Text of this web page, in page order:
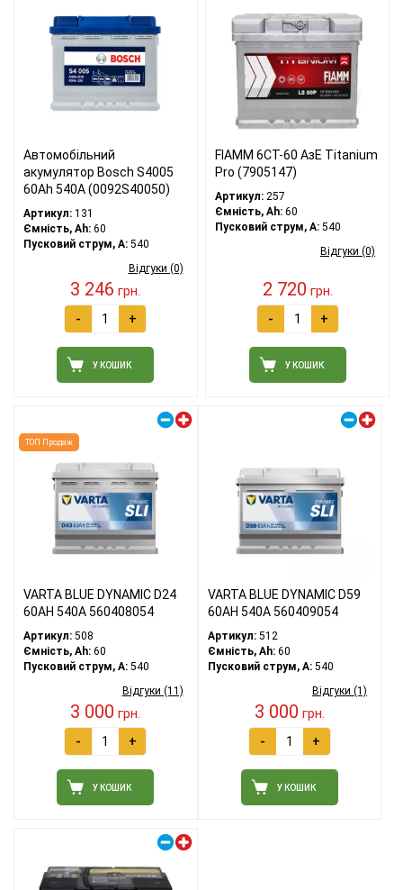
Автомобільний
акумулятор Bosch S4005
60Ah 540A (0092S40050)
Артикул: 131
Ємність, Ah: 60
Пусковий струм, A: 540
Відгуки (0)
3 246 грн.
- +
У КОШИК
FIAMM 6СТ-60 АзЕ Titanium
Pro (7905147)
Артикул: 257
Ємність, Ah: 60
Пусковий струм, A: 540
Відгуки (0)
2 720 грн.
- +
У КОШИК
ТОП Продаж
VARTA BLUE DYNAMIC D24
60АH 540A 560408054
Артикул: 508
Ємність, Ah: 60
Пусковий струм, A: 540
Відгуки (11)
3 000 грн.
- +
У КОШИК
VARTA BLUE DYNAMIC D59
60АH 540A 560409054
Артикул:512
Ємність, Ah:60
Пусковий струм, A:540
Відгуки (1)
3 000 грн.
- +
У КОШИК